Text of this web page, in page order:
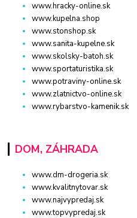
www.hracky-online.sk
www.kupelna.shop
www.stonshop.sk
www.sanita-kupelne.sk
www.skolsky-batoh.sk
www.sportaturistika.sk
www.potraviny-online.sk
www.zlatnictvo-online.sk
www.rybarstvo-kamenik.sk
DOM, ZÁHRADA
www.dm-drogeria.sk
www.kvalitnytovar.sk
www.najvypredaj.sk
www.topvypredaj.sk